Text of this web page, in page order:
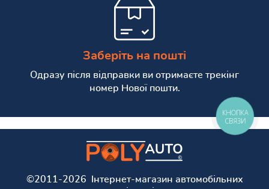
Заберіть на пошті
Одразу після відправки ви отримаєте трекінг
номер Нової пошти.
©2011-2026 Інтернет-магазин автомобільних
КНОПКА
СВЯЗИ